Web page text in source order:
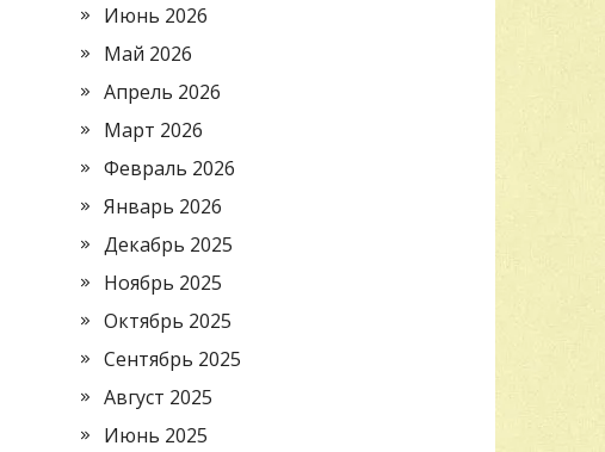
Июнь 2026
Май 2026
Апрель 2026
Март 2026
Февраль 2026
Январь 2026
Декабрь 2025
Ноябрь 2025
Октябрь 2025
Сентябрь 2025
Август 2025
Июнь 2025